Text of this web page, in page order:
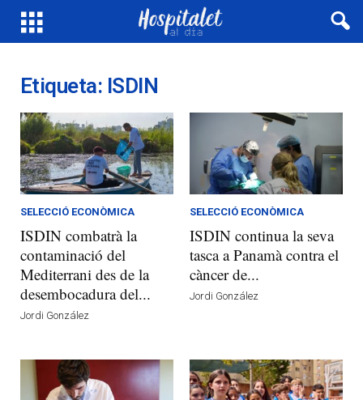
Etiqueta: ISDIN
SELECCIÓ ECONÒMICA
ISDIN combatrà la
contaminació del
Mediterrani des de la
desembocadura del...
Jordi González
SELECCIÓ ECONÒMICA
ISDIN continua la seva
tasca a Panamà contra el
càncer de...
Jordi González